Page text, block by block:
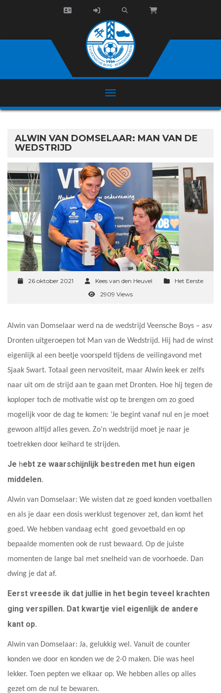
ALWIN VAN DOMSELAAR: MAN VAN DE
WEDSTRIJD
26 oktober 2021 Kees van den Heuvel
Het Eerste
2909 Views
Alwin van Domselaar werd na de wedstrijd Veensche Boys – asv
Dronten uitgeroepen tot Man van de Wedstrijd. Hij had de winst
eigenlijk al een beetje voorspeld tijdens de veilingavond met
Sjaak Swart. Totaal geen nervositeit, maar Alwin keek er zelfs
naar uit om de strijd aan te gaan met Dronten. Hoe hij tegen de
koploper toch de motivatie wist op te brengen om zo goed
mogelijk voor de dag te komen: ‘Je begint vanaf nul en je moet
gewoon altijd alles geven. Zo’n wedstrijd moet je naar je
toetrekken door keihard te strijden.
Je hebt ze waarschijnlijk bestreden met hun eigen
middelen.
Alwin van Domselaar: We wisten dat ze goed konden voetballen
en als je daar een dosis werklust tegenover zet, dan komt het
goed. We hebben vandaag echt goed gevoetbald en op
bepaalde momenten ook de rust bewaard. Op de juiste
momenten de lange bal met snelheid van de voorhoede. Dan
dwing je dat af.
Eerst vreesde ik dat jullie in het begin teveel krachten
ging verspillen. Dat kwartje viel eigenlijk de andere
kant op.
Alwin van Domselaar: Ja, gelukkig wel. Vanuit de counter
konden we door en konden we de 2-0 maken. Die was heel
lekker. Toen pepten we elkaar op. We hebben alles op alles
gezet om de nul te bewaren.